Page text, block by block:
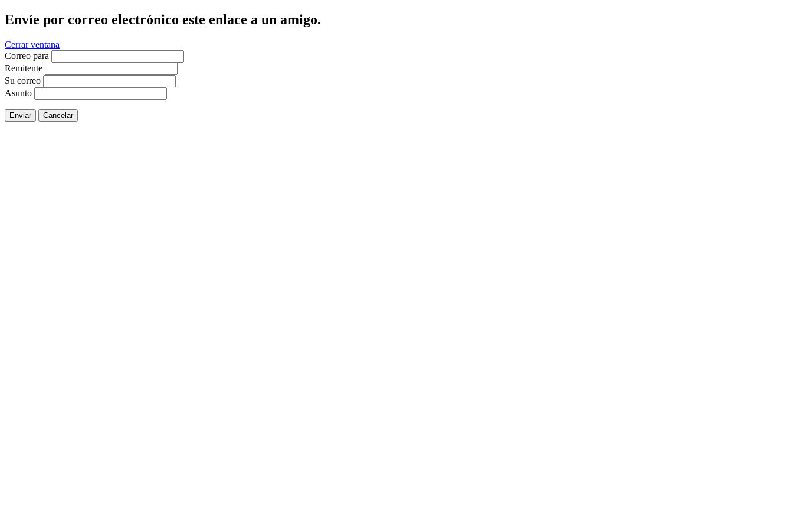
Envíe por correo electrónico este enlace a un amigo.
Cerrar ventana
Correo para
Remitente
Su correo
Asunto
Enviar Cancelar